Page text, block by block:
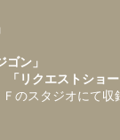
ン」
リクエストショ
にて収録